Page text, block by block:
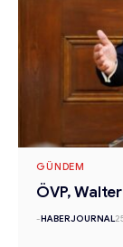
GÜNDEM
ÖVP,
-HABERJOURNAL